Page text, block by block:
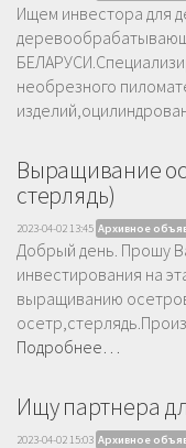
Ищем инвестора для
необрезного
Выращивание
стерлядь)
2023-04-02 13:45 Архивное
Добрый день. Прошу
инвестирования на
выращиванию
Подробнее…
Ищу партнера
2023-04-02 15:03 Архивное